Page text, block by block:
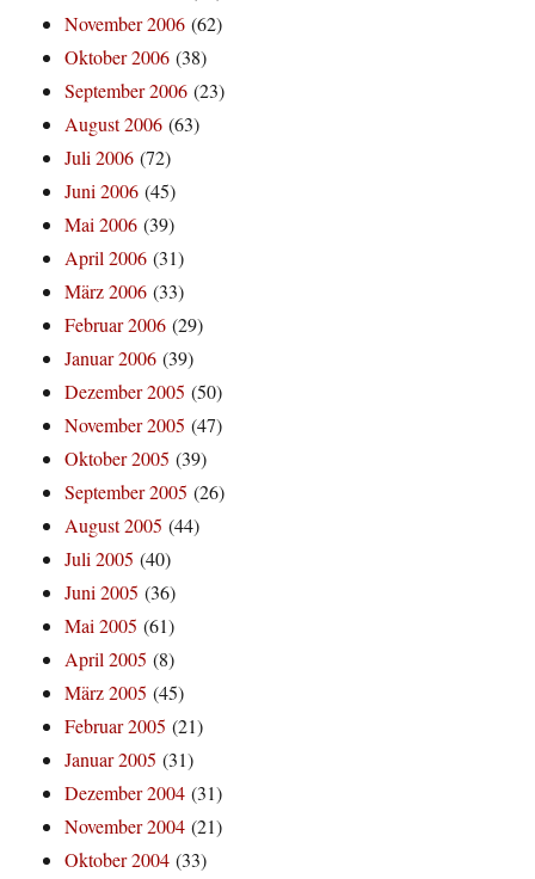
November 2006 (62)
Oktober 2006 (38)
September 2006 (23)
August 2006 (63)
Juli 2006 (72)
Juni 2006 (45)
Mai 2006 (39)
April 2006 (31)
März 2006 (33)
Februar 2006 (29)
Januar 2006 (39)
Dezember 2005 (50)
November 2005 (47)
Oktober 2005 (39)
September 2005 (26)
August 2005 (44)
Juli 2005 (40)
Juni 2005 (36)
Mai 2005 (61)
April 2005 (8)
März 2005 (45)
Februar 2005 (21)
Januar 2005 (31)
Dezember 2004 (31)
November 2004 (21)
Oktober 2004 (33)